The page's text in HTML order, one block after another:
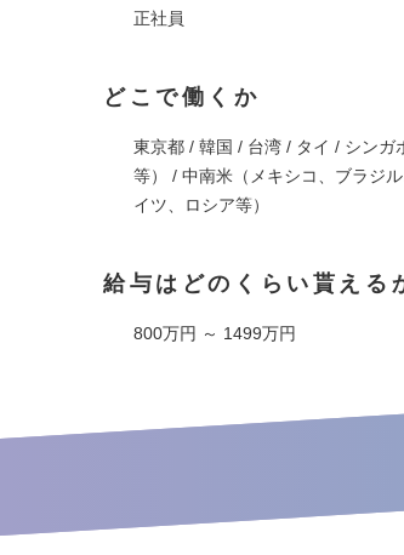
正社員
どこで働くか
東京都 / 韓国 / 台湾 / タイ / シン
等） / 中南米（メキシコ、ブラジ
イツ、ロシア等）
給与はどのくらい貰える
800万円 ～ 1499万円